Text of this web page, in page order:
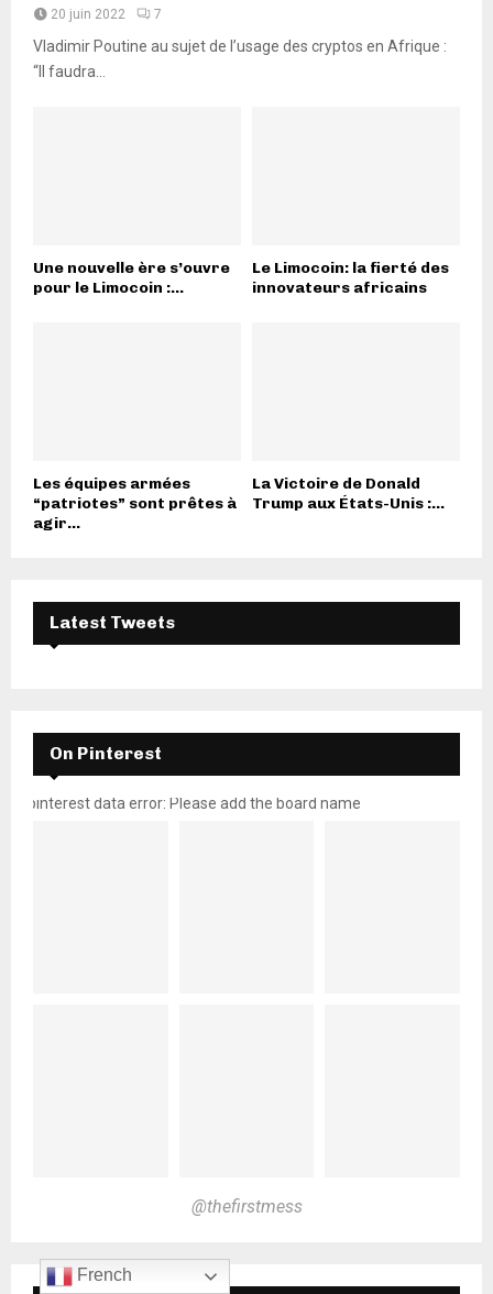
20 juin 2022 7
Vladimir Poutine au sujet de l’usage des cryptos en Afrique :
“Il faudra...
Une nouvelle ère s’ouvre
pour le Limocoin :...
Le Limocoin: la fierté des
innovateurs africains
Les équipes armées
“patriotes” sont prêtes à
agir...
La Victoire de Donald
Trump aux États-Unis :...
Latest Tweets
On Pinterest
pinterest data error: Please add the board name
@thefirstmess
French